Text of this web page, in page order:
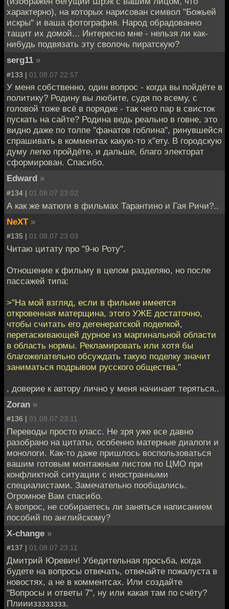
характерно), на которых нарисован символ "Божьей
искры" и ваша фотография. Народ обрадованно
тащит их домой... Интересно мне - нельзя ли как-
нибудь подвязать эту сволочь пиратскую?
serg11 »
#133 | 01.08.07 22:57
У меня собственно, один вопрос - когда вы пойдёте в
политику? Родину вы любите, судя по всему, с
головой тоже всё в порядке - так чего пар в свисток
пускать на сайте? Родина ведь реально в говне, это
видно даже по толпе "фанатов гоблина", ринувшейся
спрашивать в комментах какую-то х"ету. В городскую
думу легко пройдёте, и дальше, благо электорат
сформирован. Спасибо.
Edward »
#134 | 01.08.07 23:02
А как же матюги в фильмах Тарантино и Гая Ричи?..
NeXT »
#135 | 01.08.07 23:03
Читаю цитату про "9-ю Роту".
Отношение к фильму в целом разделяю, но после
пассажей типа:
>"На мой взгляд, если в фильме имеется
откровенная матерщина, этого УЖЕ достаточно,
чтобы считать его дегенератской поделкой,
перетаскивающей дурное из маргинальной области
в область нормы. Рекламировать или хотя бы
благожелательно обсуждать такую поделку значит
заниматься подрывом русского общества."
, доверие к автору лично у меня начинает теряться..
Zoran »
#136 | 01.08.07 23:11
Переводы просто класс. Не зря уже все давно
разобрано на цитаты, особенно матерные диалоги и
монологи. Как-то даже пришлось воспользоваться
вашим готовым монтажным листом по ЦМО при
конфликтной ситуации с иностранными
специалистами. Замечательно пообщались.
Огромное Вам спасибо.
А вопрос, не собираетесь ли заняться написанием
пособий по английскому?
X-change »
#137 | 01.08.07 23:11
Дмитрий Юревич! Убедительная просьба, когда
будете на вопросы отвечать, отвечайте пожалуста в
новостях, а не в комментсах. Или создайте
"Вопросы и ответы 7", ну или какая там по счёту?
Плииизззззззз.